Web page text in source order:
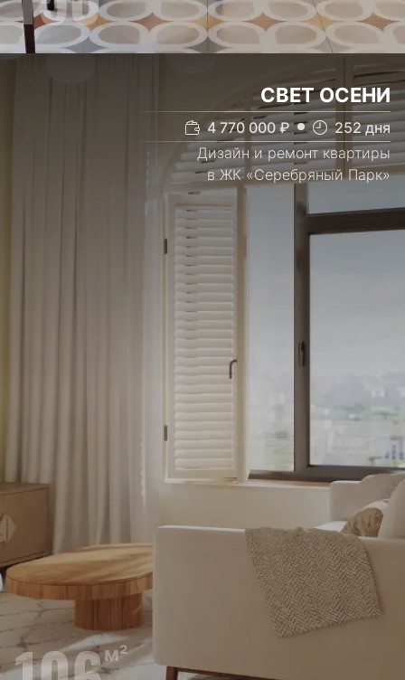
СВЕТ ОСЕНИ
4 770 000 ₽ 252 дня
Дизайн и ремонт квартиры
в ЖК «Серебряный Парк»
м²